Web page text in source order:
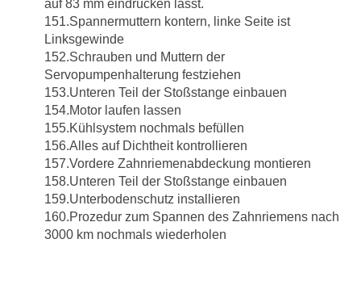
auf 83 mm eindrücken lässt.
151.Spannermuttern kontern, linke Seite ist
Linksgewinde
152.Schrauben und Muttern der
Servopumpenhalterung festziehen
153.Unteren Teil der Stoßstange einbauen
154.Motor laufen lassen
155.Kühlsystem nochmals befüllen
156.Alles auf Dichtheit kontrollieren
157.Vordere Zahnriemenabdeckung montieren
158.Unteren Teil der Stoßstange einbauen
159.Unterbodenschutz installieren
160.Prozedur zum Spannen des Zahnriemens nach
3000 km nochmals wiederholen